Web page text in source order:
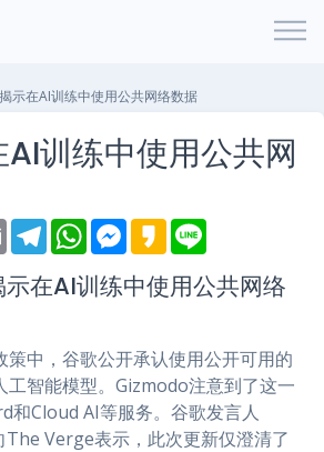
示在AI训练中使用公共网络数据
训练中使用公共网
E
m
i
l
T
e
e
g
W
h
t
s
p
M
e
s
e
e
r
K
a
a
o
e
在AI训练中使用公共网络
策中，谷歌公开承认使用公开可用的
工智能模型。Gizmodo注意到了这一
和Cloud AI等服务。谷歌发言人
Verge表示，此次更新仅澄清了